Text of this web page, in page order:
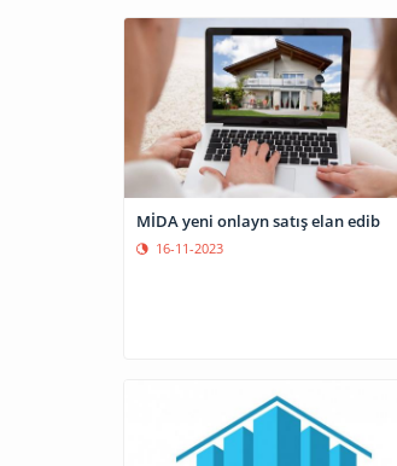
MİDA yeni onlayn satış elan edib
16-11-2023